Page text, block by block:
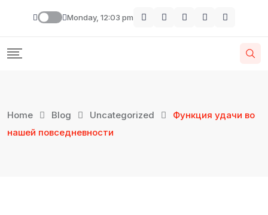
Monday, 12:03 pm
Home Blog Uncategorized
Функция удачи во
нашей повседневности